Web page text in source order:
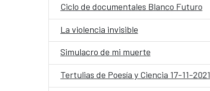
Ciclo de documentales Blanco Futuro
La violencia invisible
Simulacro de mi muerte
Tertulias de Poesía y Ciencia 17-11-2021